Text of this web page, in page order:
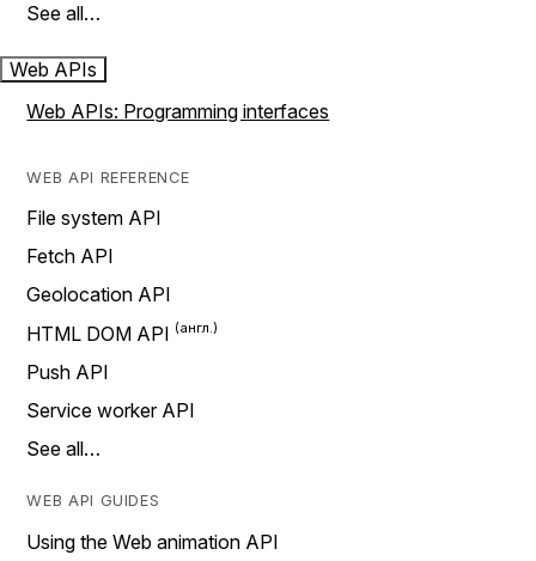
See all…
Web APIs
Web APIs: Programming interfaces
WEB API REFERENCE
File system API
Fetch API
Geolocation API
HTML DOM API
Push API
Service worker API
See all…
WEB API GUIDES
Using the Web animation API